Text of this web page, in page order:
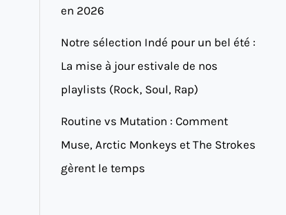
en 2026
Notre sélection Indé pour un bel été :
La mise à jour estivale de nos
playlists (Rock, Soul, Rap)
Routine vs Mutation : Comment
Muse, Arctic Monkeys et The Strokes
gèrent le temps